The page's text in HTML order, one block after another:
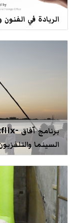
الريادة في الفنون
السينما